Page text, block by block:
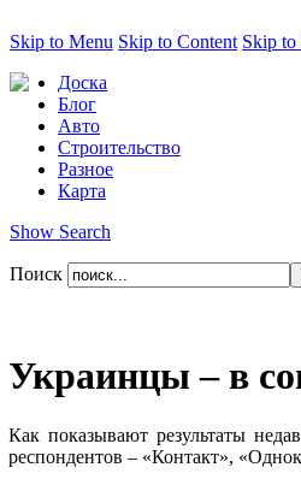
Skip to Menu Skip to Content Skip to
Доска
Блог
Авто
Строительство
Разное
Карта
Show Search
Поиск
Украинцы – в
Как показывают результаты
респондентов – «Контакт»,